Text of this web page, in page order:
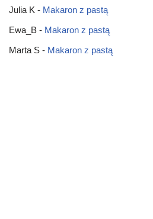
Julia K - Makaron z pastą
Ewa_B - Makaron z pastą
Marta S - Makaron z pastą